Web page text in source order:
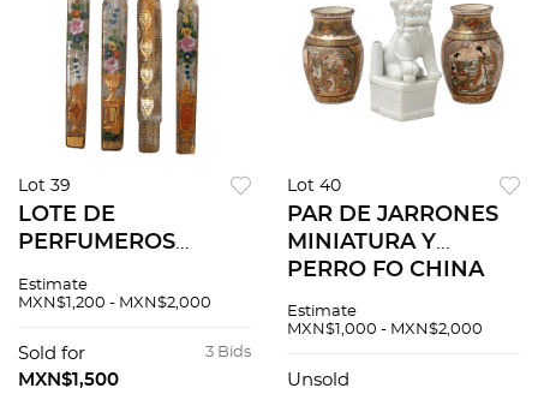
Lot 39
LOTE DE
PERFUMEROS
PRINCIPIOS DE
Elaborados en cristal
R>Decorados a
Estimate
MXN$1,200 - MXN$2,000
3 Bids
Sold for
MXN$1,500
Lot 40
PAR DE JARRONES
MINIATURA Y
PERRO FO CHINA
Elaborados en
policromada
Estimate
MXN$1,000 - MXN$2,000
Unsold